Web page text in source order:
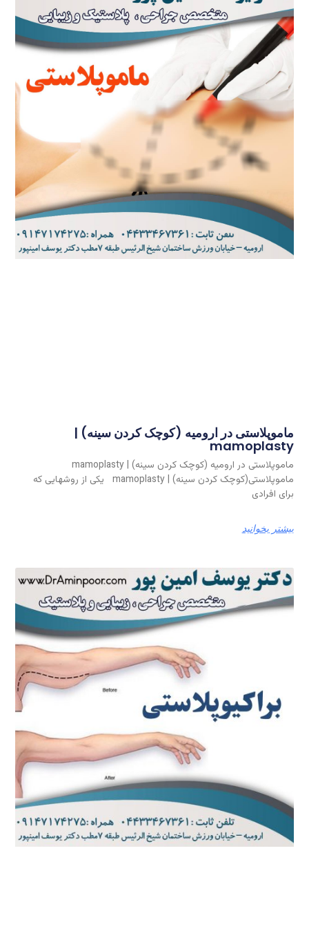
ماموپلاستی در ارومیه (کوچک کردن سینه) |
mamoplasty
ماموپلاستی در ارومیه (کوچک کردن سینه) | mamoplasty
ماموپلاستی(کوچک کردن سینه) | mamoplasty یکی از روشهایی که
برای افرادی
بیشتر بخوانید